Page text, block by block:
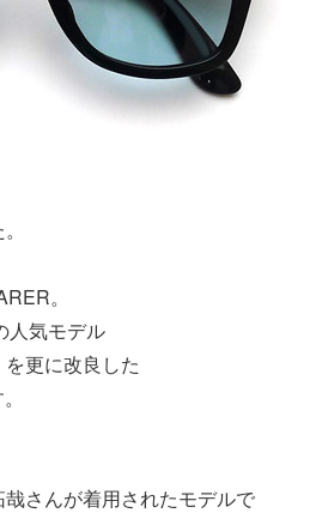
。
人気モデル
更に改良した
さんが着用されたモデルで